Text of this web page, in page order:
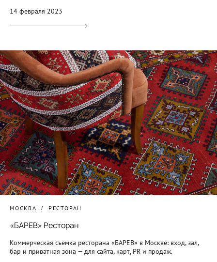
14 февраля 2023
МОСКВА РЕСТОРАН
«БАРЕВ» Ресторан
Коммерческая съёмка ресторана «БАРЕВ» в Москве: вход, зал,
бар и приватная зона — для сайта, карт, PR и продаж.